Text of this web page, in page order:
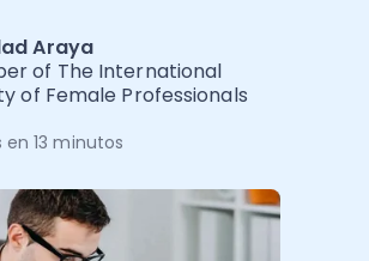
Empresarial
y Administración
Araya
of The International
of Female Professionals
en 13 minutos